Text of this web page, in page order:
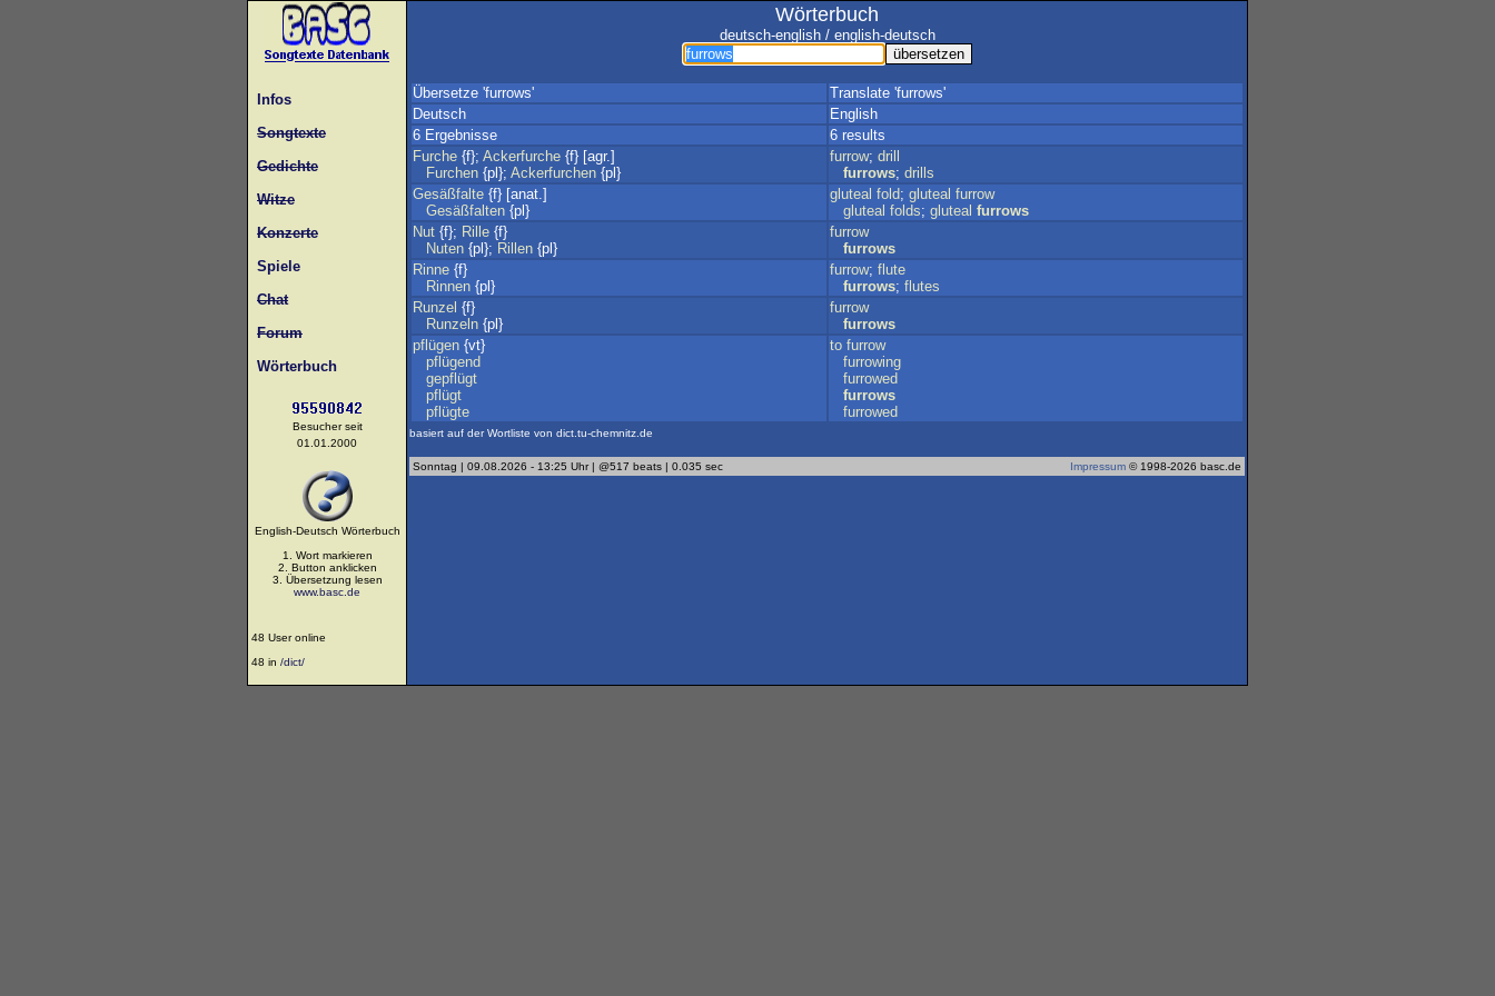
Infos
Songtexte
Gedichte
Witze
Konzerte
Spiele
Chat
Forum
Wörterbuch
Besucher seit
01.01.2000
English-Deutsch Wörterbuch
1. Wort markieren
2. Button anklicken
3. Übersetzung lesen
www.basc.de
48 User online
48 in /dict/
Wörterbuch
deutsch-english / english-deutsch
Übersetze 'furrows'
Translate 'furrows'
Deutsch
English
6 Ergebnisse
6 results
Furche {f}; Ackerfurche {f} [agr.]
Furchen {pl}; Ackerfurchen {pl}
furrow; drill
furrows; drills
Gesäßfalte {f} [anat.]
Gesäßfalten {pl}
gluteal fold; gluteal furrow
gluteal folds; gluteal furrows
Nut {f}; Rille {f}
Nuten {pl}; Rillen {pl}
furrow
furrows
Rinne {f}
Rinnen {pl}
furrow; flute
furrows; flutes
Runzel {f}
Runzeln {pl}
furrow
furrows
pflügen {vt}
pflügend
gepflügt
pflügt
pflügte
to furrow
furrowing
furrowed
furrows
furrowed
basiert auf der Wortliste von dict.tu-chemnitz.de
Sonntag | 09.08.2026 - 13:25 Uhr | @517 beats | 0.035 sec Impressum © 1998-2026 basc.de